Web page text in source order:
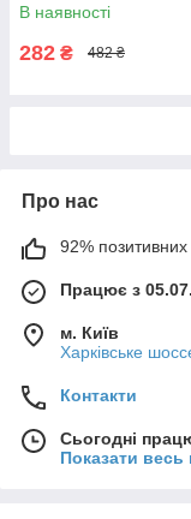
В наявності
282 ₴ 482 ₴
Про нас
92% позитивних
Працює з
м. Київ
Харківське
Контакти
Сьогодні
Показати весь